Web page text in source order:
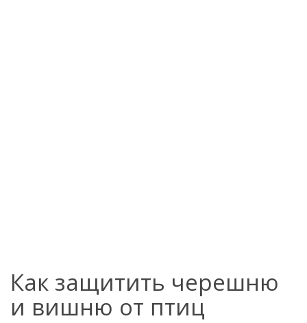
Как защитить черешню
и вишню от птиц